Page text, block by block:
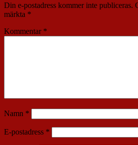
Din e-postadress kommer inte publiceras.
märkta *
Kommentar *
Namn *
E-postadress *